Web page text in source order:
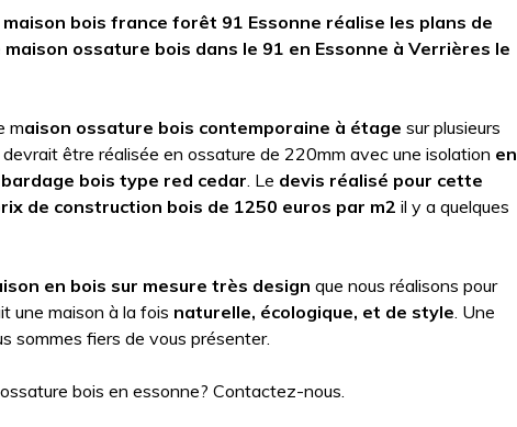
bois france forêt 91 Essonne réalise les plans de
maison ossature bois dans le 91 en Essonne à Verrières le
maison ossature bois contemporaine à étage sur plusieurs
être réalisée en ossature de 220mm avec une isolation en
bois type red cedar . Le devis réalisé pour cette
de construction bois de 1250 euros par m2 il y a quelques
en bois sur mesure très design que nous réalisons pour
une maison à la fois naturelle, écologique, et de style . Une
sommes fiers de vous présenter.
bois en essonne? Contactez-nous.